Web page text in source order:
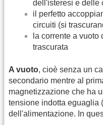
dell'isteresi e delle
il perfetto
circuiti (si
la corrente a
trascurata
A vuoto, cioè senza un
secondario mentre al
magnetizzazione che ha
tensione indotta eguaglia
dell'alimentazione. In